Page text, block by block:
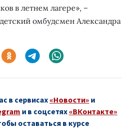
в летнем лагере», –
омбудсмен Александра
в сервисах «Новости» и
и в соцсетях «ВКонтакте»
оставаться в курсе